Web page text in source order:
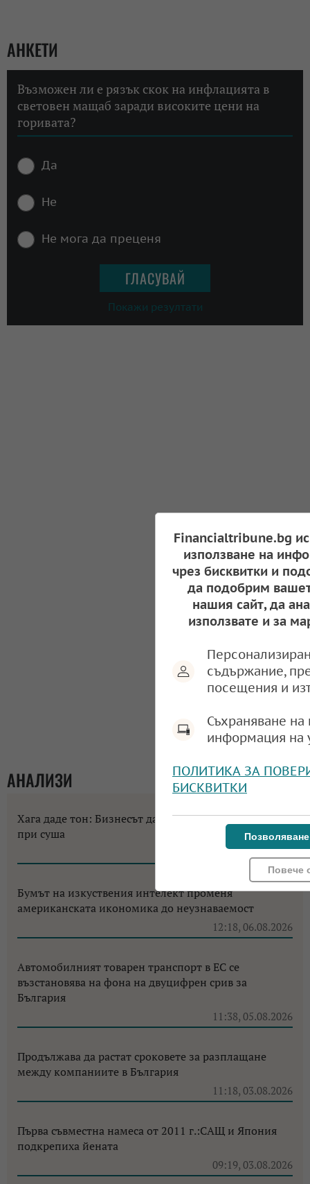
АНКЕТИ
Възможен ли е рязък скок на инфлацията в
световен мащаб заради високите цени на
горивата?
Да
Не
Не мога да преценя
Покажи резултати
АНАЛИЗИ
Хага даде тон: Бизнесът да не разчита на помощи
при суша
10:58, 07.08.2026
Бумът на изкуствения интелект променя
американската икономика до неузнаваемост
12:18, 06.08.2026
Автомобилният товарен транспорт в ЕС се
възстановява на фона на двуцифрен срив за
България
11:38, 05.08.2026
Продължава да растат сроковете за разплащане
между компаниите в България
11:18, 03.08.2026
Първа съвместна намеса от 2011 г.:САЩ и Япония
подкрепиха йената
09:19, 03.08.2026
Financialtribune.bg
използване на
чрез бисквитки и
да подобрим
нашия сайт, да
използвате и за
съдържание,
посещения и
Съхраняване
информация на
ПОЛИТИКА ЗА
БИСКВИТКИ
Повече